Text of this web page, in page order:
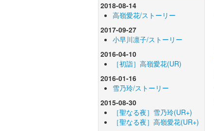
2018-08-14
高嶺愛花/ストーリー
2017-09-27
小早川凛子/ストーリー
2016-04-10
［初詣］高嶺愛花(UR)
2016-01-16
雪乃玲/ストーリー
2015-08-30
［聖なる夜］雪乃玲(UR+)
［聖なる夜］高嶺愛花(UR+)